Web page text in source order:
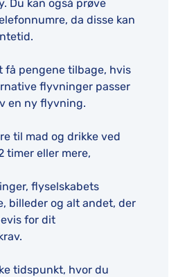
Du kan også prøve
da disse kan
få pengene tilbage, hvis
flyvninger passer
en ny flyvning.
til mad og drikke ved
timer eller mere,
flyselskabets
billeder og alt andet, der
for dit
tidspunkt, hvor du